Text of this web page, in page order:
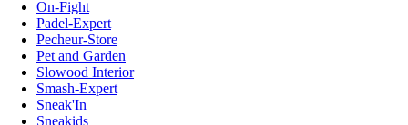
On-Fight
Padel-Expert
Pecheur-Store
Pet and Garden
Slowood Interior
Smash-Expert
Sneak'In
Sneakids